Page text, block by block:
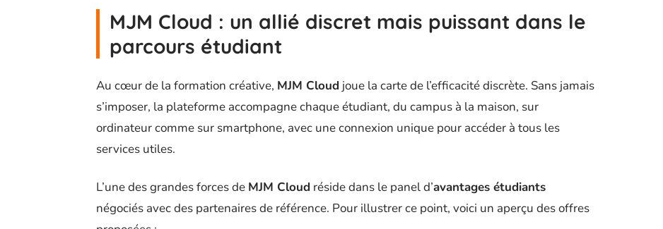
MJM Cloud : un allié discret mais puissant dans le
parcours étudiant
Au cœur de la formation créative, MJM Cloud joue la carte de l’efficacité discrète. Sans jamais
s’imposer, la plateforme accompagne chaque étudiant, du campus à la maison, sur
ordinateur comme sur smartphone, avec une connexion unique pour accéder à tous les
services utiles.
L’une des grandes forces de MJM Cloud réside dans le panel d’avantages étudiants
négociés avec des partenaires de référence. Pour illustrer ce point, voici un aperçu des offres